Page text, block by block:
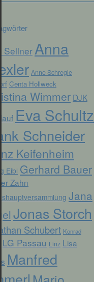
SellnerAnna
Anne Schregle
Centa Hollweck
Wimmer DJK
Eva Schultz
Schneider
Keifenheim
Eibl Gerhard Bauer
Zahn
Jana
Jonas Storch
Schubert Konrad
LG Passau Linz Lisa
Manfred